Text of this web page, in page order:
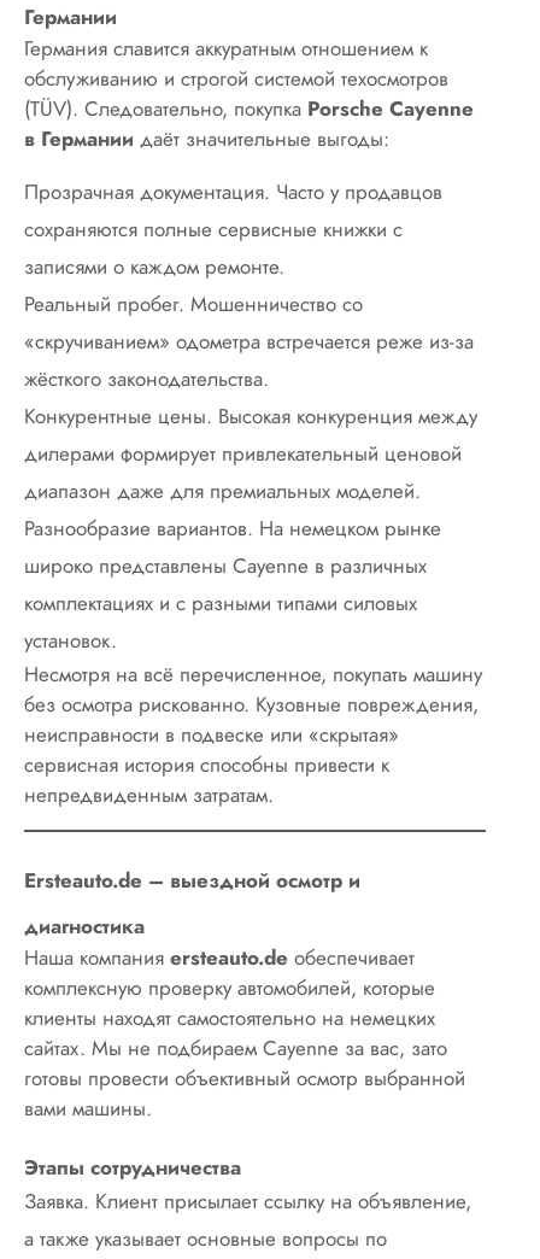
Германии
Германия славится аккуратным отношением к
обслуживанию и строгой системой техосмотров
(TÜV). Следовательно, покупка Porsche Cayenne
в Германии даёт значительные выгоды:
Прозрачная документация. Часто у продавцов
сохраняются полные сервисные книжки с
записями о каждом ремонте.
Реальный пробег. Мошенничество со
«скручиванием» одометра встречается реже из-за
жёсткого законодательства.
Конкурентные цены. Высокая конкуренция между
дилерами формирует привлекательный ценовой
диапазон даже для премиальных моделей.
Разнообразие вариантов. На немецком рынке
широко представлены Cayenne в различных
комплектациях и с разными типами силовых
установок.
Несмотря на всё перечисленное, покупать машину
без осмотра рискованно. Кузовные повреждения,
неисправности в подвеске или «скрытая»
сервисная история способны привести к
непредвиденным затратам.
Ersteauto.de – выездной осмотр и
диагностика
Наша компания ersteauto.de обеспечивает
комплексную проверку автомобилей, которые
клиенты находят самостоятельно на немецких
сайтах. Мы не подбираем Cayenne за вас, зато
готовы провести объективный осмотр выбранной
вами машины.
Этапы сотрудничества
Заявка. Клиент присылает ссылку на объявление,
а также указывает основные вопросы по